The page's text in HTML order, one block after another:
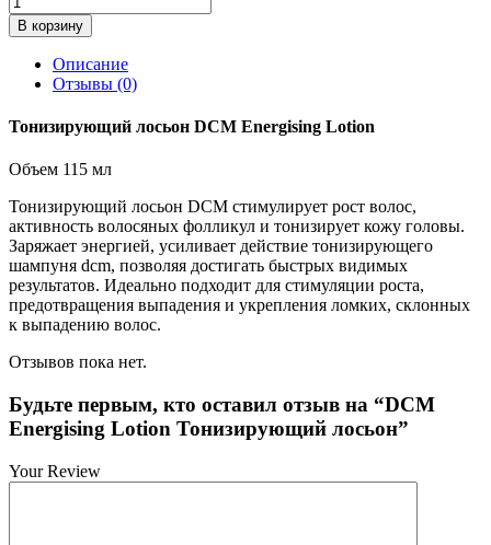
В корзину
Описание
Отзывы (0)
Тонизирующий лосьон DCM Energising Lotion
Объем 115 мл
Тонизирующий лосьон DCM стимулирует рост волос,
активность волосяных фолликул и тонизирует кожу головы.
Заряжает энергией, усиливает действие тонизирующего
шампуня dcm, позволяя достигать быстрых видимых
результатов. Идеально подходит для стимуляции роста,
предотвращения выпадения и укрепления ломких, склонных
к выпадению волос.
Отзывов пока нет.
Будьте первым, кто оставил отзыв на “DCM
Energising Lotion Тонизирующий лосьон”
Your Review